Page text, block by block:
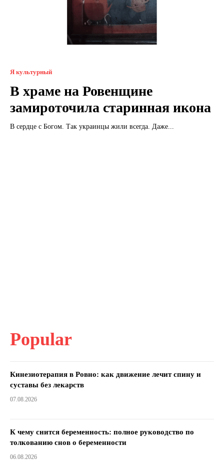
Я культурный
В храме на Ровенщине
замироточила старинная икона
В сердце с Богом. Так украинцы жили всегда. Даже...
Popular
Кинезиотерапия в Ровно: как движение лечит спину и
суставы без лекарств
07.08.2026
К чему снится беременность: полное руководство по
толкованию снов о беременности
06.08.2026